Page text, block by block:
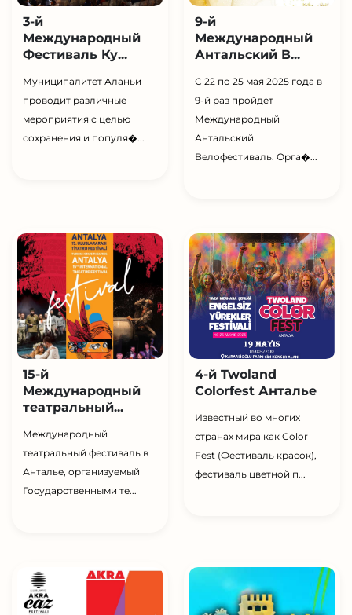
3-й
Международный
Фестиваль Ку...
Муниципалитет Аланьи
проводит различные
мероприятия с целью
сохранения и популя�...
9-й
Международный
Антальский В...
С 22 по 25 мая 2025 года в
9-й раз пройдет
Международный
Антальский
Велофестиваль. Орга�...
15-й
Международный
театральный...
Международный
театральный фестиваль в
Анталье, организуемый
Государственными те...
4-й Twoland
Colorfest Анталье
Известный во многих
странах мира как Color
Fest (Фестиваль красок),
фестиваль цветной п...